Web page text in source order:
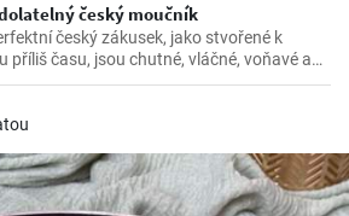
český moučník
český zákusek, jako stvořené k
příliš času, jsou chutné, vláčné, voňavé a
hodinku.